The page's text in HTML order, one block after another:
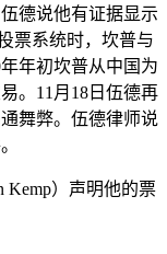
德说他有证据显示
票系统时，坎普与
年初坎普从中国为
。11月18日伍德再
舞弊。伍德律师说
Kemp）声明他的票